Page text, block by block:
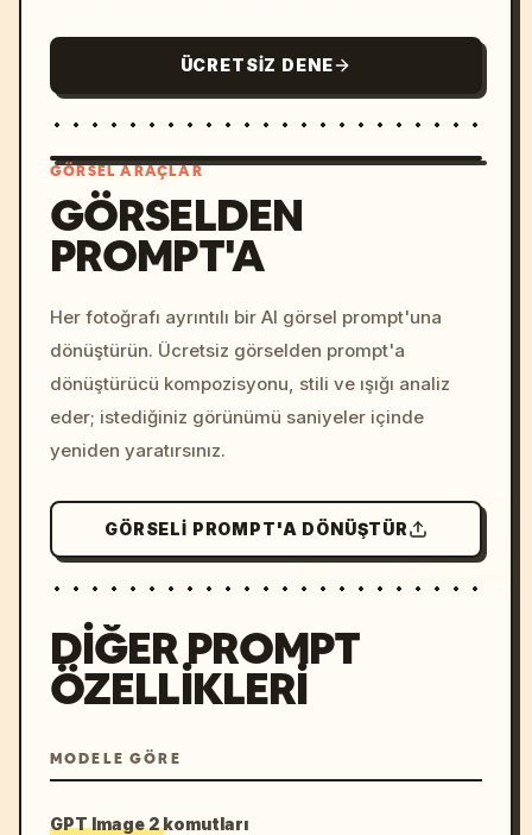
ÜCRETSIZ DENE
colors, 8k --v 6.0
GÖRSEL ARAÇLAR
GÖRSELDEN
PROMPT'A
Her fotoğrafı ayrıntılı bir AI görsel prompt'una
dönüştürün. Ücretsiz görselden prompt'a
dönüştürücü kompozisyonu, stili ve ışığı analiz
eder; istediğiniz görünümü saniyeler içinde
yeniden yaratırsınız.
GÖRSELI PROMPT'A DÖNÜŞTÜR
DIĞER PROMPT
ÖZELLIKLERI
MODELE GÖRE
GPT Image 2 komutları